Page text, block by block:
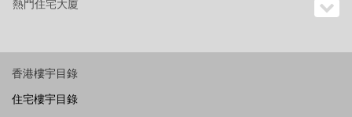
熱門住宅大廈
香港樓宇目錄
住宅樓宇目錄